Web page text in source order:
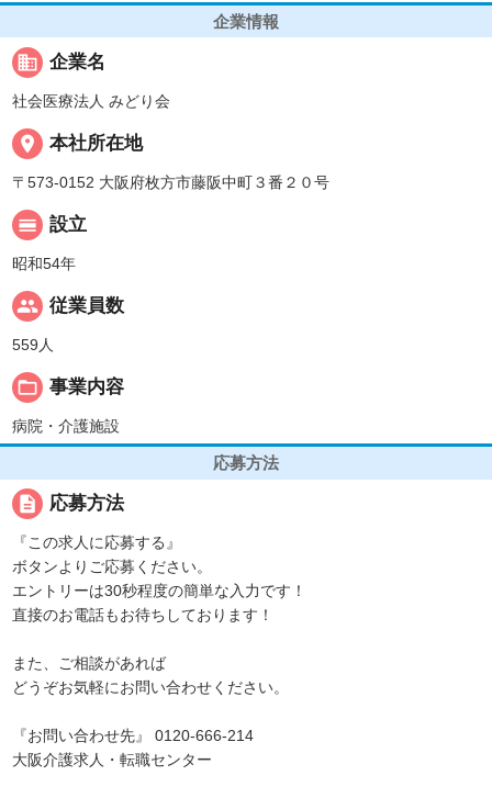
企業情報
business 企業名
社会医療法人 みどり会
place 本社所在地
〒573-0152 大阪府枚方市藤阪中町３番２０号
calendar_view_day 設立
昭和54年
people 従業員数
559人
folder_open 事業内容
病院・介護施設
応募方法
description 応募方法
『この求人に応募する』
ボタンよりご応募ください。
エントリーは30秒程度の簡単な入力です！
直接のお電話もお待ちしております！
また、ご相談があれば
どうぞお気軽にお問い合わせください。
『お問い合わせ先』 0120-666-214
大阪介護求人・転職センター